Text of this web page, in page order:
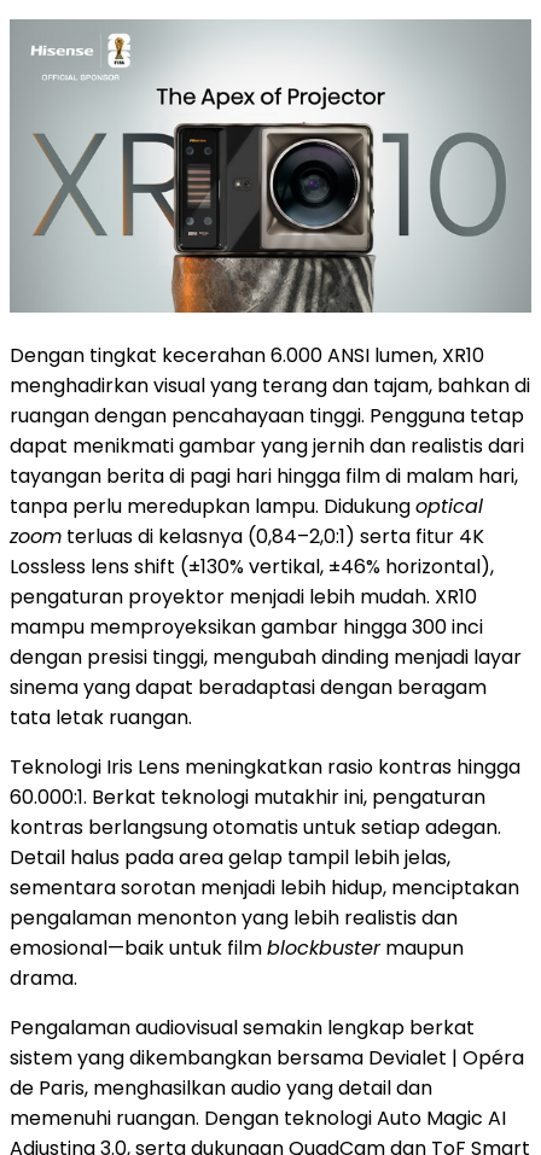
Dengan tingkat kecerahan 6.000 ANSI lumen, XR10
menghadirkan visual yang terang dan tajam, bahkan di
ruangan dengan pencahayaan tinggi. Pengguna tetap
dapat menikmati gambar yang jernih dan realistis dari
tayangan berita di pagi hari hingga film di malam hari,
tanpa perlu meredupkan lampu. Didukungoptical
zoom terluas di kelasnya (0,84–2,0:1) serta fitur 4K
Lossless lens shift (±130% vertikal, ±46% horizontal),
pengaturan proyektor menjadi lebih mudah. XR10
mampu memproyeksikan gambar hingga 300 inci
dengan presisi tinggi, mengubah dinding menjadi layar
sinema yang dapat beradaptasi dengan beragam
tata letak ruangan.
Teknologi Iris Lens meningkatkan rasio kontras hingga
60.000:1. Berkat teknologi mutakhir ini, pengaturan
kontras berlangsung otomatis untuk setiap adegan.
Detail halus pada area gelap tampil lebih jelas,
sementara sorotan menjadi lebih hidup, menciptakan
pengalaman menonton yang lebih realistis dan
emosional—baik untuk filmblockbustermaupun
drama.
Pengalaman audiovisual semakin lengkap berkat
sistem yang dikembangkan bersama Devialet | Opéra
de Paris, menghasilkan audio yang detail dan
memenuhi ruangan. Dengan teknologi Auto Magic AI
Adjusting 3.0, serta dukungan QuadCam dan ToF Smart